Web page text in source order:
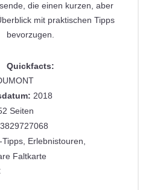
die einen kurzen, aber
mit praktischen Tipps
bevorzugen.
Quickfacts:
2018
Seiten
Tipps, Erlebnistouren,
Faltkarte